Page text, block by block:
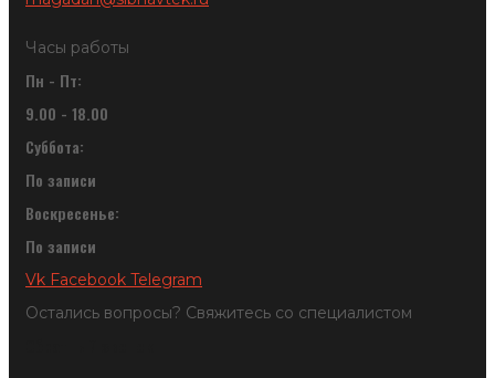
Часы работы
Пн - Пт:
9.00 - 18.00
Суббота:
По записи
Воскресенье:
По записи
Vk Facebook Telegram
Остались вопросы? Свяжитесь со специалистом